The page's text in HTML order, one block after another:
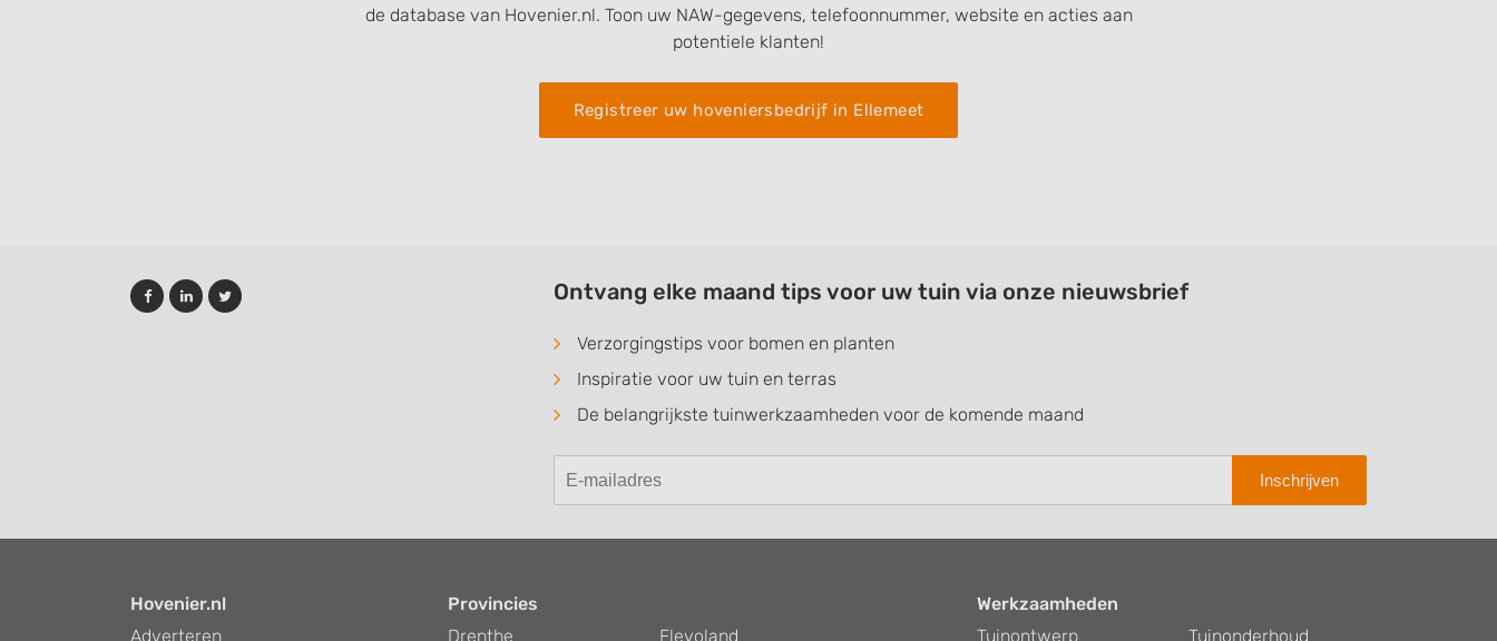
de database van Hovenier.nl. Toon uw NAW-gegevens, telefoonnummer, website en acties aan
potentiele klanten!
Registreer uw hoveniersbedrijf in Ellemeet
Ontvang elke maand tips voor uw tuin via onze nieuwsbrief
Verzorgingstips voor bomen en planten
Inspiratie voor uw tuin en terras
De belangrijkste tuinwerkzaamheden voor de komende maand
Inschrijven
Hovenier.nl
Adverteren
Provincies
Drenthe
Flevoland
Werkzaamheden
Tuinontwerp
Tuinonderhoud